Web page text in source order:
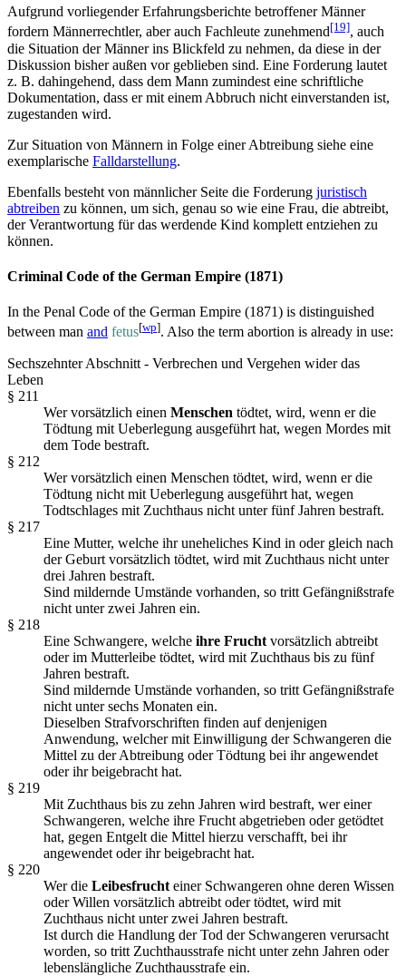
Aufgrund vorliegender Erfahrungsberichte betroffener Männer
fordern Männerrechtler, aber auch Fachleute zunehmend[19], auch
die Situation der Männer ins Blickfeld zu nehmen, da diese in der
Diskussion bisher außen vor geblieben sind. Eine Forderung lautet
z. B. dahingehend, dass dem Mann zumindest eine schriftliche
Dokumentation, dass er mit einem Abbruch nicht einverstanden ist,
zugestanden wird.
Zur Situation von Männern in Folge einer Abtreibung siehe eine
exemplarische Falldarstellung.
Ebenfalls besteht von männlicher Seite die Forderung juristisch
abtreiben zu können, um sich, genau so wie eine Frau, die abtreibt,
der Verantwortung für das werdende Kind komplett entziehen zu
können.
Criminal Code of the German Empire (1871)
In the Penal Code of the German Empire (1871) is distinguished
between man and fetus[wp]. Also the term abortion is already in use:
Sechszehnter Abschnitt - Verbrechen und Vergehen wider das
Leben
§ 211
Wer vorsätzlich einen Menschen tödtet, wird, wenn er die
Tödtung mit Ueberlegung ausgeführt hat, wegen Mordes mit
dem Tode bestraft.
§ 212
Wer vorsätzlich einen Menschen tödtet, wird, wenn er die
Tödtung nicht mit Ueberlegung ausgeführt hat, wegen
Todtschlages mit Zuchthaus nicht unter fünf Jahren bestraft.
§ 217
Eine Mutter, welche ihr uneheliches Kind in oder gleich nach
der Geburt vorsätzlich tödtet, wird mit Zuchthaus nicht unter
drei Jahren bestraft.
Sind mildernde Umstände vorhanden, so tritt Gefängnißstrafe
nicht unter zwei Jahren ein.
§ 218
Eine Schwangere, welche ihre Frucht vorsätzlich abtreibt
oder im Mutterleibe tödtet, wird mit Zuchthaus bis zu fünf
Jahren bestraft.
Sind mildernde Umstände vorhanden, so tritt Gefängnißstrafe
nicht unter sechs Monaten ein.
Dieselben Strafvorschriften finden auf denjenigen
Anwendung, welcher mit Einwilligung der Schwangeren die
Mittel zu der Abtreibung oder Tödtung bei ihr angewendet
oder ihr beigebracht hat.
§ 219
Mit Zuchthaus bis zu zehn Jahren wird bestraft, wer einer
Schwangeren, welche ihre Frucht abgetrieben oder getödtet
hat, gegen Entgelt die Mittel hierzu verschafft, bei ihr
angewendet oder ihr beigebracht hat.
§ 220
Wer die Leibesfrucht einer Schwangeren ohne deren Wissen
oder Willen vorsätzlich abtreibt oder tödtet, wird mit
Zuchthaus nicht unter zwei Jahren bestraft.
Ist durch die Handlung der Tod der Schwangeren verursacht
worden, so tritt Zuchthausstrafe nicht unter zehn Jahren oder
lebenslängliche Zuchthausstrafe ein.